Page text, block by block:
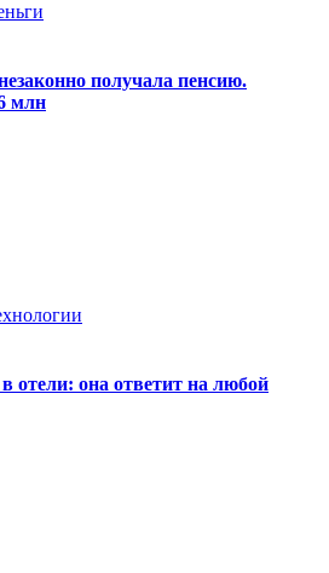
получала пенсию.
млн
отели: она ответит на любой